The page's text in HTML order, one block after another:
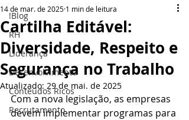
!Blog
RH
Liderança
Desenvolvimento
Conteúdos Ricos
Recrutamento
Cartilha Editável:
Diversidade, Respeito e
Segurança no Trabalho
14 de mar. de 2025 1 min de leitura
Atualizado: 29 de mai. de 2025
Com a nova legislação, as empresas
devem implementar programas para